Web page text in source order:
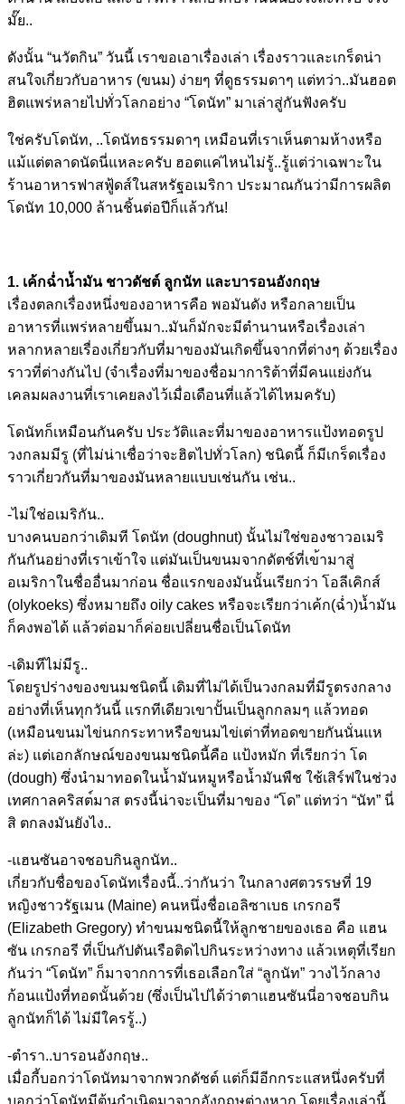
มั๊ย..
ดังนั้น “นวัตกิน” วันนี้ เราขอเอาเรื่องเล่า เรื่องราวและเกร็ดน่า
สนใจเกี่ยวกับอาหาร (ขนม) ง่ายๆ ที่ดูธรรมดาๆ แต่ทว่า..มันฮอต
ฮิตแพร่หลายไปทั่วโลกอย่าง “โดนัท” มาเล่าสู่กันฟังครับ
ใช่ครับโดนัท, ..โดนัทธรรมดาๆ เหมือนที่เราเห็นตามห้างหรือ
แม้แต่ตลาดนัดนี่แหละครับ ฮอตแค่ไหนไม่รู้..รู้แต่ว่าเฉพาะใน
ร้านอาหารฟาสฟู้ดส์ในสหรัฐอเมริกา ประมาณกันว่ามีการผลิต
โดนัท 10,000 ล้านชิ้นต่อปีก็แล้วกัน!
1. เค้กฉ่ำน้ำมัน ชาวดัชต์ ลูกนัท และบารอนอังกฤษ
เรื่องตลกเรื่องหนึ่งของอาหารคือ พอมันดัง หรือกลายเป็น
อาหารที่แพร่หลายขึ้นมา..มันก็มักจะมีตำนานหรือเรื่องเล่า
หลากหลายเรื่องเกี่ยวกับที่มาของมันเกิดขึ้นจากที่ต่างๆ ด้วยเรื่อง
ราวที่ต่างกันไป (จำเรื่องที่มาของชื่อมาการิต้าที่มีคนแย่งกัน
เคลมผลงานที่เราเคยลงไว้เมื่อเดือนที่แล้วได้ไหมครับ)
โดนัทก็เหมือนกันครับ ประวัติและที่มาของอาหารแป้งทอดรูป
วงกลมมีรู (ที่ไม่น่าเชื่อว่าจะฮิตไปทั่วโลก) ชนิดนี้ ก็มีเกร็ดเรื่อง
ราวเกี่ยวกันที่มาของมันหลายแบบเช่นกัน เช่น..
-ไม่ใช่อเมริกัน..
บางคนบอกว่าเดิมที โดนัท (doughnut) นั้นไม่ใช่ของชาวอเมริ
กันกันอย่างที่เราเข้าใจ แต่มันเป็นขนมจากดัตช์ที่เข้ามาสู่
อเมริกาในชื่ออื่นมาก่อน ชื่อแรกของมันนั้นเรียกว่า โอลีเคิกส์
(olykoeks) ซึ่งหมายถึง oily cakes หรือจะเรียกว่าเค้ก(ฉ่ำ)น้ำมัน
ก็คงพอได้ แล้วต่อมาก็ค่อยเปลี่ยนชื่อเป็นโดนัท
-เดิมทีไม่มีรู..
โดยรูปร่างของขนมชนิดนี้ เดิมที่ไม่ได้เป็นวงกลมที่มีรูตรงกลาง
อย่างที่เห็นทุกวันนี้ แรกทีเดียวเขาปั้นเป็นลูกกลมๆ แล้วทอด
(เหมือนขนมไข่นกกระทาหรือขนมไข่เต่าที่ทอดขายกันนั่นแห
ล่ะ) แต่เอกลักษณ์ของขนมชนิดนี้คือ แป้งหมัก ที่เรียกว่า โด
(dough) ซึ่งนำมาทอดในน้ำมันหมูหรือน้ำมันพืช ใช้เสิร์ฟในช่วง
เทศกาลคริสต์มาส ตรงนี้น่าจะเป็นที่มาของ “โด” แต่ทว่า “นัท” นี่
สิ ตกลงมันยังไง..
-แฮนซันอาจชอบกินลูกนัท..
เกี่ยวกับชื่อของโดนัทเรื่องนี้..ว่ากันว่า ในกลางศตวรรษที่ 19
หญิงชาวรัฐเมน (Maine) คนหนึ่งชื่อเอลิซาเบธ เกรกอรี
(Elizabeth Gregory) ทำขนมชนิดนี้ให้ลูกชายของเธอ คือ แฮน
ซัน เกรกอรี ที่เป็นกัปตันเรือติดไปกินระหว่างทาง แล้วเหตุที่เรียก
กันว่า “โดนัท” ก็มาจากการที่เธอเลือกใส่ “ลูกนัท” วางไว้กลาง
ก้อนแป้งที่ทอดนั้นด้วย (ซึ่งเป็นไปได้ว่าตาแฮนซันนี่อาจชอบกิน
ลูกนัทก็ได้ ไม่มีใครรู้..)
-ตำรา..บารอนอังกฤษ..
เมื่อกี้บอกว่าโดนัทมาจากพวกดัชต์ แต่ก็มีอีกกระแสหนึ่งครับที
บอกว่าโดนัทมีต้นกำเนิดมาจากอังกฤษต่างหาก โดยเรื่องเล่านี้